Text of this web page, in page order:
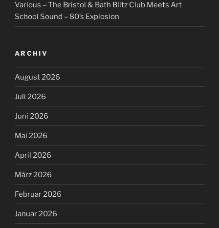
Various – The Bristol & Bath Blitz Club Meets Art
School Sound – 80’s Explosion
ARCHIV
August 2026
Juli 2026
Juni 2026
Mai 2026
April 2026
März 2026
Februar 2026
Januar 2026